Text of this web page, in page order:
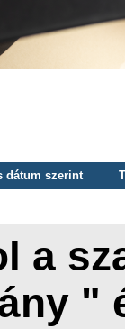
dátum szerint
a
"